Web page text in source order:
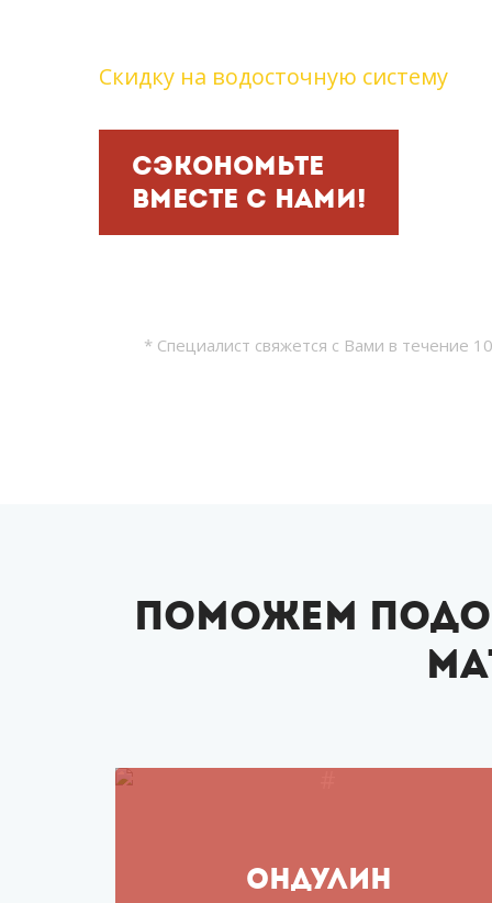
Скидку на водосточную систему
СЭКОНОМЬТЕ
ВМЕСТЕ С НАМИ!
* Специалист свяжется с Вами в течение
Поможем
ОНДУЛИН